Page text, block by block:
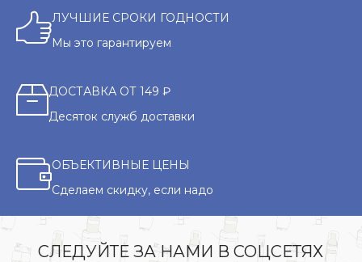
ЛУЧШИЕ СРОКИ ГОДНОСТИ
Мы это гарантируем
ДОСТАВКА ОТ 149 ₽
Десяток служб доставки
ОБЪЕКТИВНЫЕ ЦЕНЫ
Сделаем скидку, если надо
СЛЕДУЙТЕ ЗА НАМИ В СОЦСЕТЯХ